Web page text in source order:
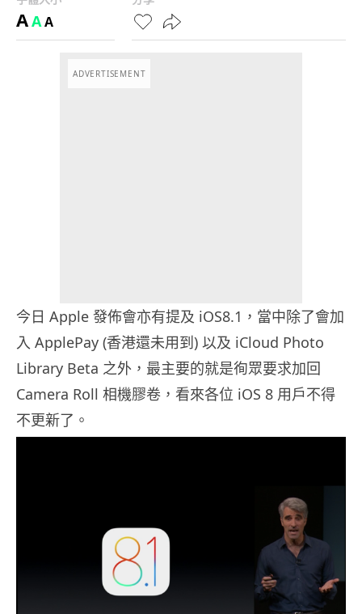
AAA
ADVERTISEMENT
今日 Apple 發佈會亦有提及 iOS8.1，當中除了會加
入 ApplePay (香港還未用到) 以及 iCloud Photo
Library Beta 之外，最主要的就是徇眾要求加回
Camera Roll 相機膠卷，看來各位 iOS 8 用戶不得
不更新了。